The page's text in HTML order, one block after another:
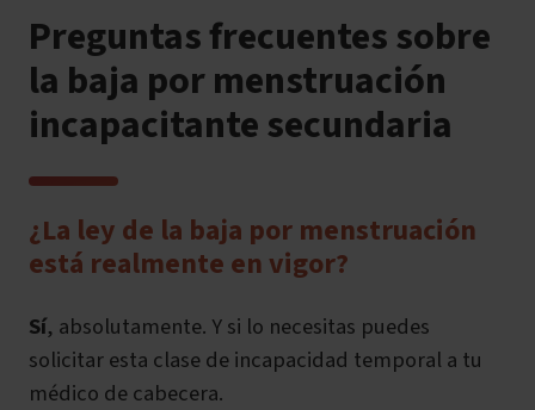
Preguntas frecuentes sobre
la baja por menstruación
incapacitante secundaria
¿La ley de la baja por menstruación
está realmente en vigor?
Sí, absolutamente. Y si lo necesitas puedes
solicitar esta clase de incapacidad temporal a tu
médico de cabecera.